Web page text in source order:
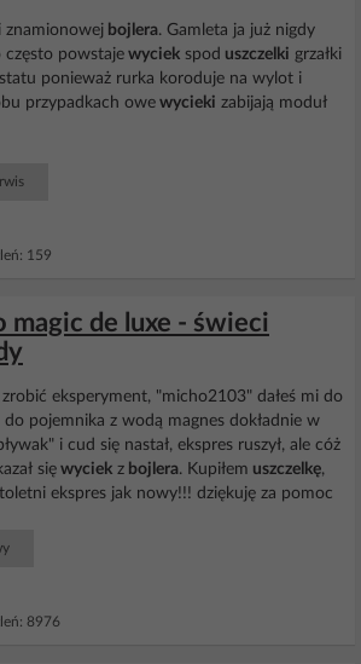
znamionowej bojlera. Gamleta ja już nigdy
często powstaje wyciek spod uszczelki grzałki
ponieważ rurka koroduje na wylot i
przypadkach owe wycieki zabijają moduł
159
magic de luxe - świeci
eksperyment, "micho2103" dałeś mi do
do pojemnika z wodą magnes dokładnie w
i cud się nastał, ekspres ruszył, ale cóż
się wyciek z bojlera. Kupiłem uszczelkę,
ekspres jak nowy!!! dziękuję za pomoc
8976